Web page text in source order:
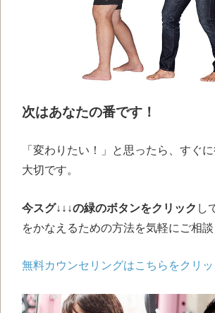
次はあなたの番です！
「変わりたい！」と思ったら、すぐ
大切です。
今スグ↓↓↓の緑のボタンをクリック し
をかなえるための方法を気軽にご相談
無料カウンセリングはこちらをクリッ